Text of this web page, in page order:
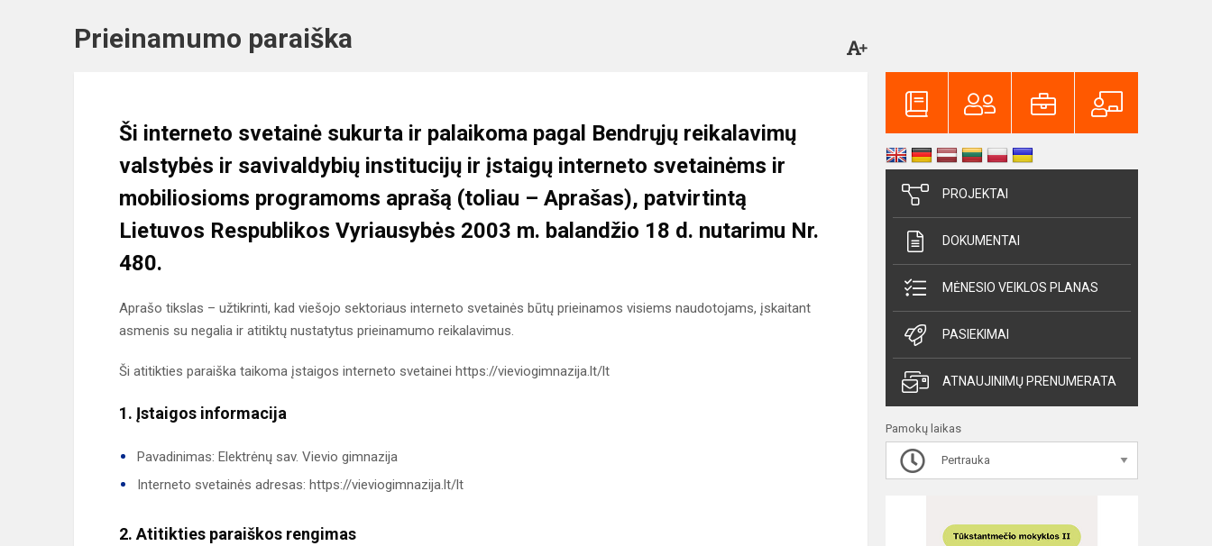
Prieinamumo paraiška
Ši interneto svetainė sukurta ir palaikoma pagal Bendrųjų reikalavimų
valstybės ir savivaldybių institucijų ir įstaigų interneto svetainėms ir
mobiliosioms programoms aprašą (toliau – Aprašas), patvirtintą
Lietuvos Respublikos Vyriausybės 2003 m. balandžio 18 d. nutarimu Nr.
480.
Aprašo tikslas – užtikrinti, kad viešojo sektoriaus interneto svetainės būtų prieinamos visiems naudotojams, įskaitant
asmenis su negalia ir atitiktų nustatytus prieinamumo reikalavimus.
Ši atitikties paraiška taikoma įstaigos interneto svetainei https://vieviogimnazija.lt/lt
1. Įstaigos informacija
Pavadinimas: Elektrėnų sav. Vievio gimnazija
Interneto svetainės adresas: https://vieviogimnazija.lt/lt
2. Atitikties paraiškos rengimas
PROJEKTAI
DOKUMENTAI
MĖNESIO VEIKLOS PLANAS
PASIEKIMAI
ATNAUJINIMŲ PRENUMERATA
Pamokų laikas
Pertrauka